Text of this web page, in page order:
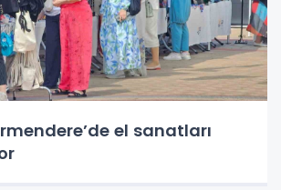
el sanatları